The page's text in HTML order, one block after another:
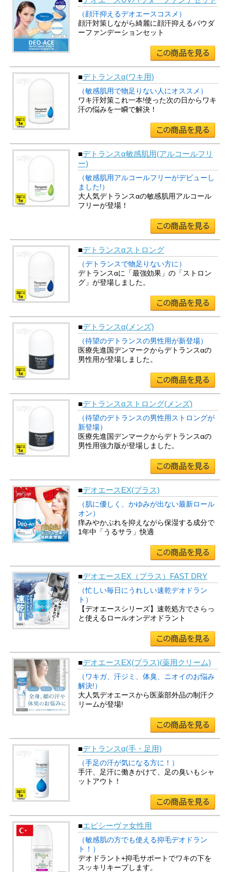
（顔汗抑えるデオエースコスメ）
顔汗対策しながら綺麗に顔汗抑えるパウダ
ーファンデーションセット
■デトランスα(ワキ用)
（敏感肌用で物足りない人にオススメ）
ワキ汗対策これ一本!使った次の日からワキ
汗の悩みを一瞬で解決！
■デトランスα敏感肌用(アルコールフリ
ー)
（敏感肌用アルコールフリーがデビューし
ました!）
大人気デトランスαの敏感肌用アルコール
フリーが登場！
■デトランスαストロング
（デトランスで物足りない方に）
デトランスαに「最強効果」の「ストロン
グ」が登場しました。
■デトランスα(メンズ)
（待望のデトランスの男性用が新登場）
医療先進国デンマークからデトランスαの
男性用が登場しました。
■デトランスαストロング(メンズ)
（待望のデトランスの男性用ストロングが
新登場）
医療先進国デンマークからデトランスαの
男性用強力版が登場しました。
■デオエースEX(プラス)
（肌に優しく、かゆみが出ない最新ロール
オン）
痒みやかぶれを抑えながら保湿する成分で
1年中「うるサラ」快適
■デオエースEX（プラス）FAST DRY
（忙しい毎日にうれしい速乾デオドラン
ト）
【デオエースシリーズ】速乾処方でさらっ
と使えるロールオンデオドラント
■デオエースEX(プラス)(薬用クリーム)
（ワキガ、汗ジミ、体臭、ニオイのお悩み
解決!）
大人気デオエースから医薬部外品の制汗ク
リームが登場!
■デトランスα(手・足用)
（手足の汗が気になる方に！）
手汗、足汗に働きかけて、足の臭いもシャ
ットアウト！
■エピシーヴァ女性用
（敏感肌の方でも使える抑毛デオドラン
ト！）
デオドラント+抑毛サポートでワキの下を
スッキリキープします。